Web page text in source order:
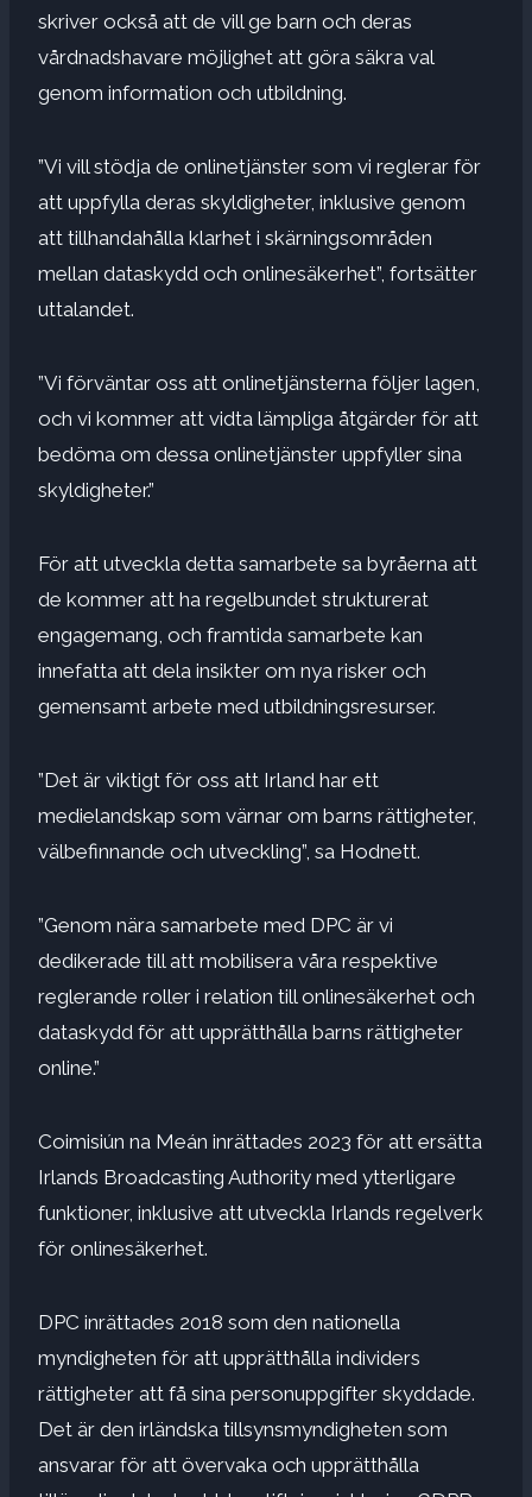
skriver också att de vill ge barn och deras
vårdnadshavare möjlighet att göra säkra val
genom information och utbildning.
”Vi vill stödja de onlinetjänster som vi reglerar för
att uppfylla deras skyldigheter, inklusive genom
att tillhandahålla klarhet i skärningsområden
mellan dataskydd och onlinesäkerhet”, fortsätter
uttalandet.
”Vi förväntar oss att onlinetjänsterna följer lagen,
och vi kommer att vidta lämpliga åtgärder för att
bedöma om dessa onlinetjänster uppfyller sina
skyldigheter.”
För att utveckla detta samarbete sa byråerna att
de kommer att ha regelbundet strukturerat
engagemang, och framtida samarbete kan
innefatta att dela insikter om nya risker och
gemensamt arbete med utbildningsresurser.
”Det är viktigt för oss att Irland har ett
medielandskap som värnar om barns rättigheter,
välbefinnande och utveckling”, sa Hodnett.
”Genom nära samarbete med DPC är vi
dedikerade till att mobilisera våra respektive
reglerande roller i relation till onlinesäkerhet och
dataskydd för att upprätthålla barns rättigheter
online.”
Coimisiún na Meán inrättades 2023 för att ersätta
Irlands Broadcasting Authority med ytterligare
funktioner, inklusive att utveckla Irlands regelverk
för onlinesäkerhet.
DPC inrättades 2018 som den nationella
myndigheten för att upprätthålla individers
rättigheter att få sina personuppgifter skyddade.
Det är den irländska tillsynsmyndigheten som
ansvarar för att övervaka och upprätthålla